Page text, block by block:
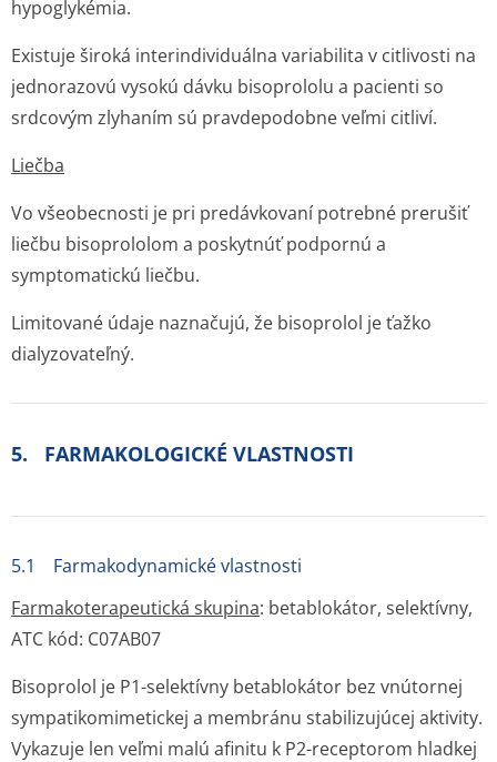
hypoglykémia.
Existuje široká interindividuálna variabilita v citlivosti na
jednorazovú vysokú dávku bisoprololu a pacienti so
srdcovým zlyhaním sú pravdepodobne veľmi citliví.
Liečba
Vo všeobecnosti je pri predávkovaní potrebné prerušiť
liečbu bisoprololom a poskytnúť podpornú a
symptomatickú liečbu.
Limitované údaje naznačujú, že bisoprolol je ťažko
dialyzovateľný.
5. FARMAKOLOGICKÉ VLASTNOSTI
5.1 Farmakodynamické vlastnosti
Farmakoterape­utická skupina: betablokátor, selektívny,
ATC kód: C07AB07
Bisoprolol je P1-selektívny betablokátor bez vnútornej
sympatikomimetickej a membránu stabilizujúcej aktivity.
Vykazuje len veľmi malú afinitu k P2-receptorom hladkej